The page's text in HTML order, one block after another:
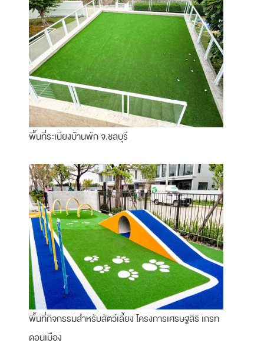
พื้นที่ระเบียงบ้านพัก จ.ชลบุรี
พื้นที่กิจกรรมสำหรับสัตว์เลี้ยง โครงการเศรษฐสิริ เกรท
ดอนเมือง